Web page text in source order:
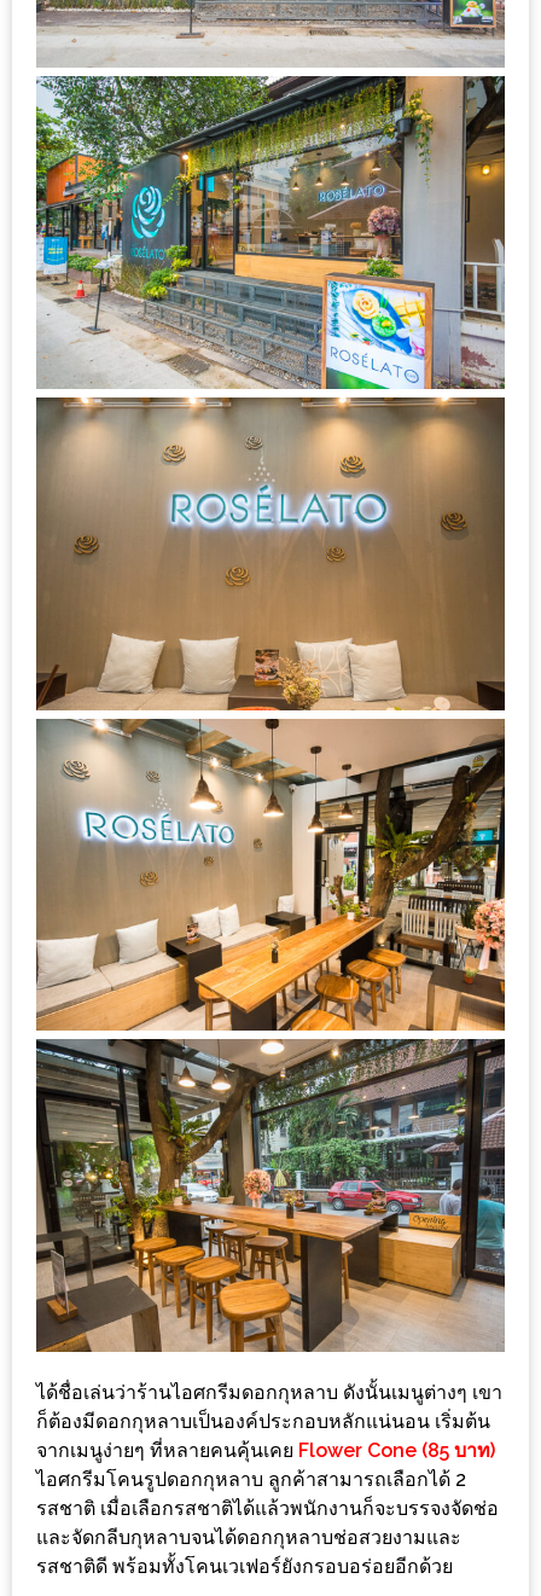
ถนน
คน
เดิน
วัน
อาทิตย์
ท่าแพ
เชียงใหม่
CART
CHECKOUT
DRAFT
บาร์บีคิว
บ้านนา
เมนู
เด็ด
จาก
ANNA
FARM
เอาชนะ
ใจ
กรรมการ
จาก
THE
DISH
EVENT
ที่
ต้อง
ห้าม
พลาด
สำหรับ
ฤดู
หนาว
นี้
กับ
PING
FAI
FESTIVAL
2
ได้ชื่อเล่นว่าร้านไอศกรีมดอกกุหลาบ ดังนั้นเมนูต่างๆ เขา
ก็ต้องมีดอกกุหลาบเป็นองค์ประกอบหลักแน่นอน เริ่มต้น
จากเมนูง่ายๆ ที่หลายคนคุ้นเคย Flower Cone (85 บาท)
ไอศกรีมโคนรูปดอกกุหลาบ ลูกค้าสามารถเลือกได้ 2
รสชาติ เมื่อเลือกรสชาติได้แล้วพนักงานก็จะบรรจงจัดช่อ
และจัดกลีบกุหลาบจนได้ดอกกุหลาบช่อสวยงามและ
รสชาติดี พร้อมทั้งโคนเวเฟอร์ยังกรอบอร่อยอีกด้วย